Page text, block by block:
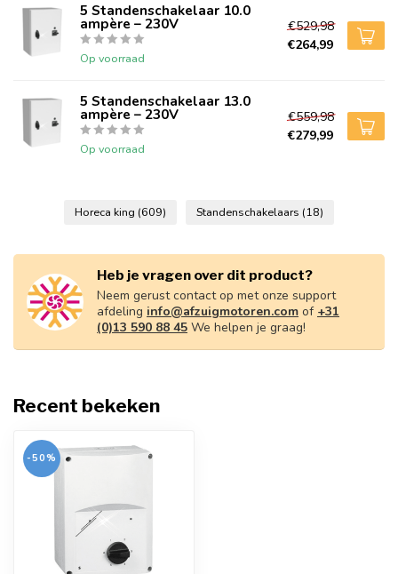
5 Standenschakelaar 10.0
ampère – 230V
Op voorraad
€529,98
€264,99
5 Standenschakelaar 13.0
ampère – 230V
Op voorraad
€559,98
€279,99
Horeca king (609) Standenschakelaars (18)
Heb je vragen over dit product?
Neem gerust contact op met onze support
afdeling info@afzuigmotoren.com of +31
(0)13 590 88 45 We helpen je graag!
Recent bekeken
-50%